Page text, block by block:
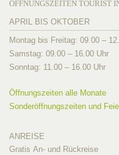
ÖFFNUNGSZEITEN TOURIST
APRIL BIS OKTOBER
Montag bis Freitag: 09.00 –
Samstag: 09.00 – 16.00 Uhr
Sonntag: 11.00 – 16.00 Uhr
Öffnungszeiten alle Monate
Sonderöffnungszeiten und
ANREISE
Gratis An- und Rückreise